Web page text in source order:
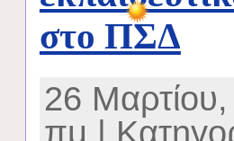
στο ΠΣΔ
26
πμ |